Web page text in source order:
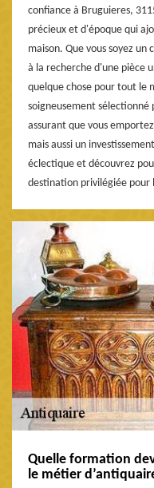
confiance à Bruguieres,
précieux et d'époque qui
maison. Que vous soyez
à la recherche d'une pièce
quelque chose pour tout le
soigneusement
assurant que vous
mais aussi un
éclectique et découvrez
destination privilégiée pour
Quelle formation
le métier